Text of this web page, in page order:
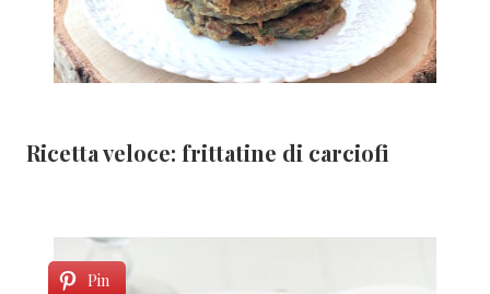
Ricetta veloce: frittatine di carciofi
Pin